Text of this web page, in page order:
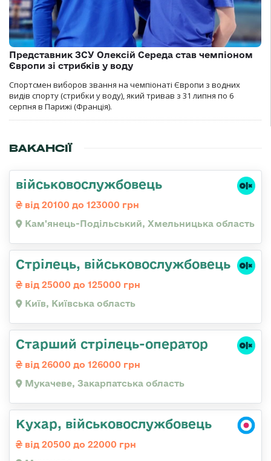
Представник ЗСУ Олексій Середа став чемпіоном
Європи зі стрибків у воду
Спортсмен виборов звання на чемпіонаті Європи з водних
видів спорту (стрибки у воду), який тривав з 31 липня по 6
серпня в Парижі (Франція).
ВАКАНСІЇ
військовослужбовець
від 20100 до 123000 грн
Кам'янець-Подільський, Хмельницька область
Стpілець, військовослужбовець
від 25000 до 125000 грн
Київ, Київська область
Старший стрілець-оператор
від 26000 до 126000 грн
Мукачеве, Закарпатська область
Кухар, військовослужбовець
від 20500 до 22000 грн